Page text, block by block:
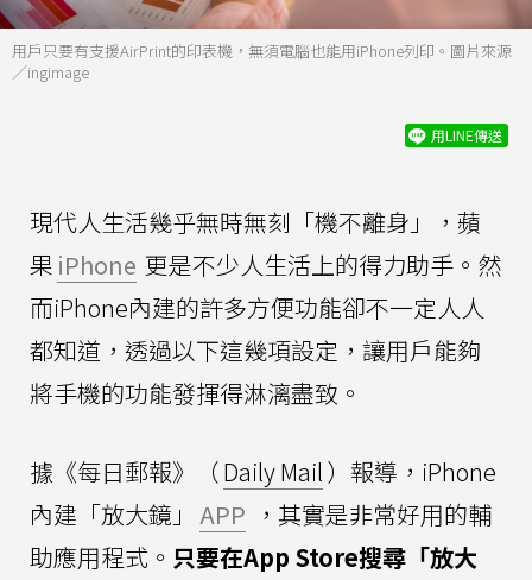
用戶只要有支援AirPrint的印表機，無須電腦也能用iPhone列印。圖片來源
／ingimage
用LINE傳送
現代人生活幾乎無時無刻「機不離身」，蘋
果 iPhone 更是不少人生活上的得力助手。然
而iPhone內建的許多方便功能卻不一定人人
都知道，透過以下這幾項設定，讓用戶能夠
將手機的功能發揮得淋漓盡致。
據《每日郵報》（Daily Mail）報導，iPhone
內建「放大鏡」 APP ，其實是非常好用的輔
助應用程式。 只要在App Store搜尋「放大